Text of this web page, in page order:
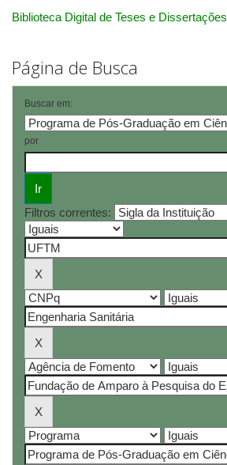
Biblioteca Digital de Teses e Dissertações
Página de Busca
Buscar em:
por
Filtros correntes: